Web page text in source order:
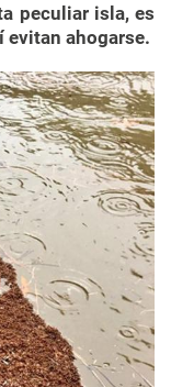
peculiar isla, es
evitan ahogarse.